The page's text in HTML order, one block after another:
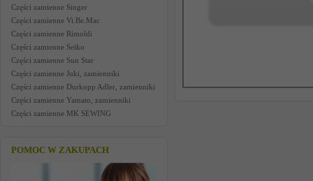
Części zamienne Singer
Części zamienne Vi.Be.Mac
Części zamienne Rimoldi
Części zamienne Seiko
Części zamienne Sun Star
Części zamienne Juki, zamienniki
Części zamienne Durkopp Adler, zamienniki
Części zamienne Yamato, zamienniki
Części zamienne MK SEWING
POMOC W ZAKUPACH